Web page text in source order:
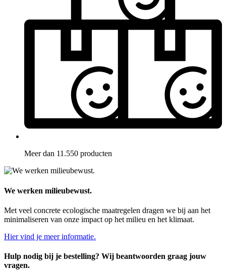
Meer dan 11.550 producten
We werken milieubewust.
Met veel concrete ecologische maatregelen dragen we bij aan het
minimaliseren van onze impact op het milieu en het klimaat.
Hier vind je meer informatie.
Hulp nodig bij je bestelling? Wij beantwoorden graag jouw
vragen.